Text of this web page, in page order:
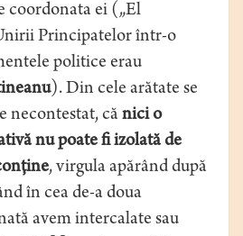
coordonata ei („El
Principatelor într-o
politice erau
). Din cele arătate se
necontestat, că nici o
nu poate fi izolată de
, virgula apărând după
în cea de-a doua
avem intercalate sau